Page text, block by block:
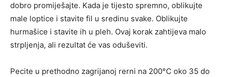
dobro promiješajte. Kada je tijesto spremno, oblikujte
male loptice i stavite fil u sredinu svake. Oblikujte
hurmašice i stavite ih u pleh. Ovaj korak zahtijeva malo
strpljenja, ali rezultat će vas oduševiti.
Pecite u prethodno zagrijanoj rerni na 200°C oko 35 do